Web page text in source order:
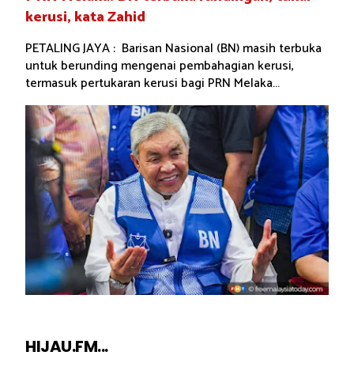
kerusi, kata Zahid
PETALING JAYA : Barisan Nasional (BN) masih terbuka
untuk berunding mengenai pembahagian kerusi,
termasuk pertukaran kerusi bagi PRN Melaka...
HIJAU.FM...